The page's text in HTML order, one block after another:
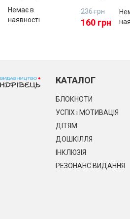
Немає в
наявності
родинному
160 грн
236 грн
КАТАЛОГ
БЛОКНОТИ
УСПІХ і МОТИВАЦІЯ
ДІТЯМ
ДОШКІЛЛЯ
ІНКЛЮЗІЯ
РЕЗОНАНС ВИДАННЯ